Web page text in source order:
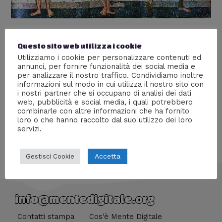
Lascia un commento
Giacomo Brasini
Quali erano i compiti delle matrone romane in epoca
arcaica? Cosa potevano e non potevano fare? Ecco un
breve articolo che lo racconta.
info@mentedigitale.org
Contatti stampa Cos'è Mente Digitale
Questo sito web utilizza i cookie
Utilizziamo i cookie per personalizzare contenuti ed
annunci, per fornire funzionalità dei social media e
per analizzare il nostro traffico. Condividiamo inoltre
informazioni sul modo in cui utilizza il nostro sito con
i nostri partner che si occupano di analisi dei dati
web, pubblicità e social media, i quali potrebbero
combinarle con altre informazioni che ha fornito
loro o che hanno raccolto dal suo utilizzo dei loro
servizi.
Gestisci Cookie Accetta